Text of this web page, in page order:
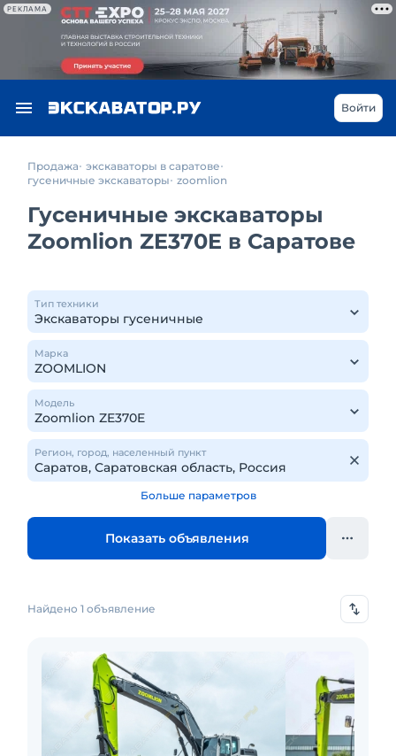
РЕКЛАМА
Войти
Продажа экскаваторы в саратове
гусеничные экскаваторы zoomlion
Гусеничные экскаваторы
Zoomlion ZE370E в Саратове
Тип техники
Марка
Модель
Регион, город, населенный пункт
Больше параметров
Показать объявления
Найдено 1 объявление